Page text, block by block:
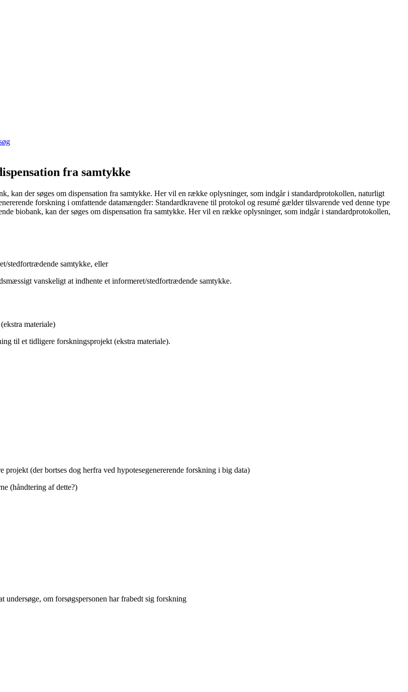
fra samtykke
kan der søges om dispensation fra samtykke. Her vil en række oplysninger, som indgår i standardprotokollen, naturligt
forskning i omfattende datamængder: Standardkravene til protokol og resumé gælder tilsvarende ved denne type
biobank, kan der søges om dispensation fra samtykke. Her vil en række oplysninger, som indgår i standardprotokollen,
stedfortrædende samtykke, eller
vanskeligt at indhente et informeret/stedfortrædende samtykke.
materiale)
til et tidligere forskningsprojekt (ekstra materiale).
(der bortses dog herfra ved hypotesegenererende forskning i big data)
(håndtering af dette?)
om forsøgspersonen har frabedt sig forskning